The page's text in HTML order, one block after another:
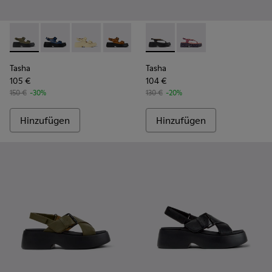
Tasha - K201712-004 - Grüne Ledersandalen Für Damen.
Tasha - K201712-006 - Blue
Tasha - K201712-005 - Gelbe Ledersandalen
Tasha - K201712-003 - Braune
Tasha - K201712-001 -
Tasha
105 €
150 € -30%
Hinzufügen
Tasha - K201859-001 -
Tasha - K201859-
Tasha
104 €
130 € -20%
Hinzufügen